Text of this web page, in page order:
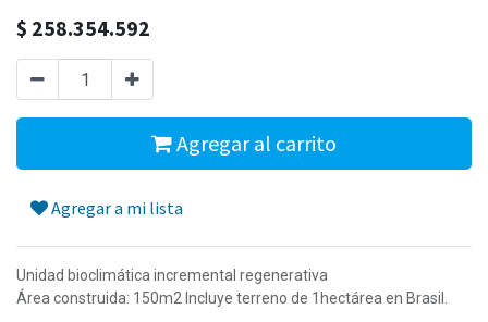
$ 258.354.592
Agregar al carrito
Agregar a mi lista
Unidad bioclimática incremental regenerativa
Área construida: 150m2 Incluye terreno de 1hectárea en Brasil.